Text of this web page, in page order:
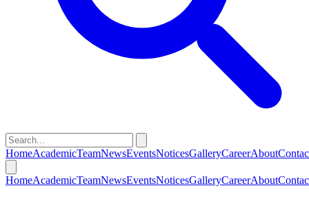
HomeAcademicTeamNewsEventsNoticesGalleryCareerAbout
HomeAcademicTeamNewsEventsNoticesGalleryCareerAbout